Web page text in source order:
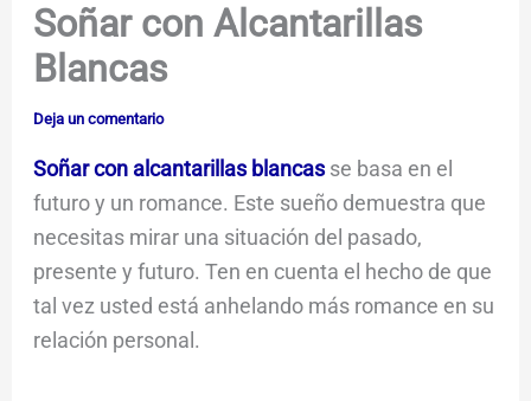
Soñar con Alcantarillas
Blancas
Deja un comentario
Soñar con alcantarillas blancasse basa en el
futuro y un romance. Este sueño demuestra que
necesitas mirar una situación del pasado,
presente y futuro. Ten en cuenta el hecho de que
tal vez usted está anhelando más romance en su
relación personal.